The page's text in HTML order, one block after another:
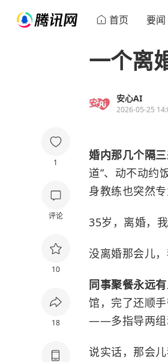
首页 要闻
1
评论
10
18
一个离
安心AI
2026-05-25
婚内那几个隔
道”、动不动约
身教练也突然
35岁，离婚，
没离婚那会儿
同事聚餐永远
馆，完了还顺
——多指导两组
说实话，那会